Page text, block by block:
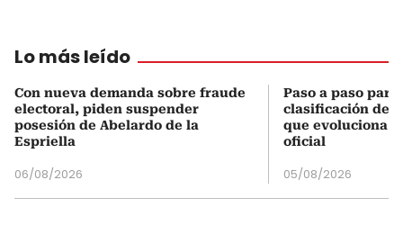
Lo más leído
Con nueva demanda sobre fraude
electoral, piden suspender
posesión de Abelardo de la
Espriella
06/08/2026
Paso a paso
clasificación del
que evoluciona
oficial
05/08/2026